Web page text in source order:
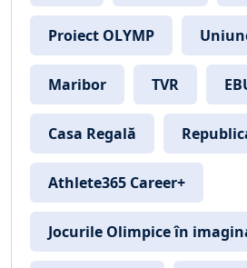
Proiect OLYMP
Maribor TVR
Casa Regală
Athlete365 Career+
Jocurile Olimpice în